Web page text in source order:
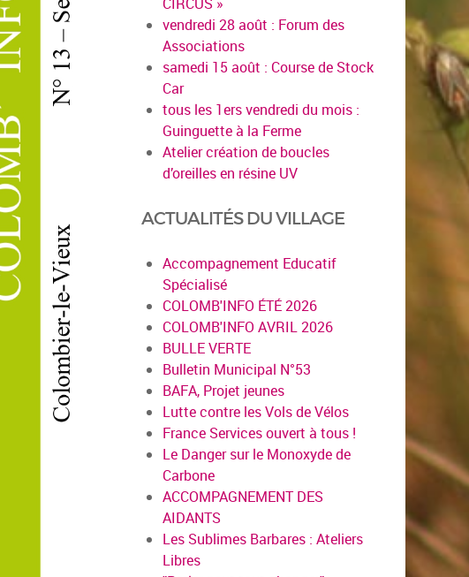
vendredi 28 août : Forum des
Associations
samedi 15 août : Course de Stock
Car
tous les 1ers vendredi du mois :
Guinguette à la Ferme
Atelier création de boucles
d’oreilles en résine UV
ACTUALITÉS DU VILLAGE
Accompagnement Educatif
Spécialisé
COLOMB'INFO ÉTÉ 2026
COLOMB'INFO AVRIL 2026
BULLE VERTE
Bulletin Municipal N°53
BAFA, Projet jeunes
Lutte contre les Vols de Vélos
France Services ouvert à tous !
Le Danger sur le Monoxyde de
Carbone
ACCOMPAGNEMENT DES
AIDANTS
Les Sublimes Barbares : Ateliers
Libres